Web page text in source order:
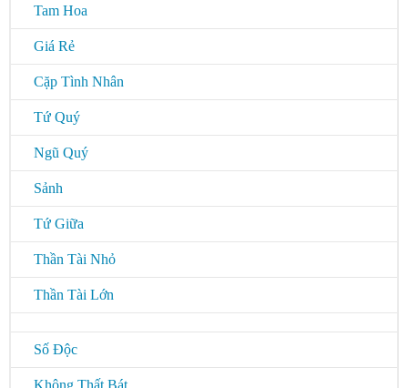
Tam Hoa
Giá Rẻ
Cặp Tình Nhân
Tứ Quý
Ngũ Quý
Sảnh
Tứ Giữa
Thần Tài Nhỏ
Thần Tài Lớn
Số Độc
Không Thất Bát